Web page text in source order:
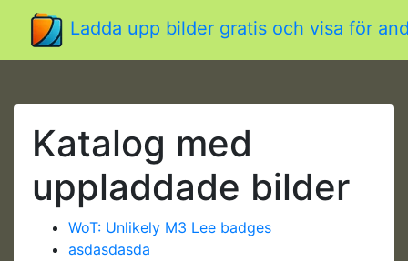
Ladda upp bilder gratis och visa för
Katalog med
uppladdade bilder
WoT: Unlikely M3 Lee badges
asdasdasda